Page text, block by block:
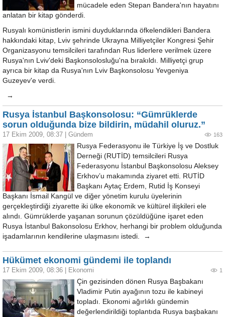
mücadele eden Stepan Bandera'nın hayatını
anlatan bir kitap gönderdi.
Rusyalı komünistlerin ismini duyduklarında öfkelendikleri Bandera
hakkındaki kitap, Lviv şehrinde Ukrayna Milliyetçiler Kongresi Şehir
Organizasyonu temsilcileri tarafından Rus liderlere verilmek üzere
Rusya'nın Lviv'deki Başkonsolosluğu'na bırakıldı. Milliyetçi grup
ayrıca bir kitap da Rusya'nın Lviv Başkonsolosu Yevgeniya
Guzeyev'e verdi.
→
Rusya İstanbul Başkonsolosu: “Gümrüklerde
sorun olduğunda bize bildirin, müdahil oluruz.”
17 Ekim 2009, 08:37 Gündem 163
Rusya Federasyonu ile Türkiye İş ve Dostluk
Derneği (RUTİD) temsilcileri Rusya
Federasyonu İstanbul Başkonsolosu Aleksey
Erkhov’u makamında ziyaret etti. RUTİD
Başkanı Aytaç Erdem, Rutid İş Konseyi
Başkanı İsmail Kangül ve diğer yönetim kurulu üyelerinin
gerçekleştirdiği ziyarette iki ülke ekonomik ve kültürel ilişkileri ele
alındı. Gümrüklerde yaşanan sorunun çözüldüğüne işaret eden
Rusya İstanbul Bakonsolosu Erkhov, herhangi bir problem olduğunda
işadamlarının kendilerine ulaşmasını istedi. →
Hükümet ekonomi gündemi ile toplandı
17 Ekim 2009, 08:36 Ekonomi 1
Çin gezisinden dönen Rusya Başbakanı
Vladimir Putin ayağının tozu ile kabineyi
topladı. Ekonomi ağırlıklı gündemin
değerlendirildiği toplantıda Rusya başbakanı